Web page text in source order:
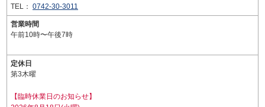
TEL： 0742-30-3011
営業時間
午前10時〜午後7時
定休日
第3木曜
【臨時休業日のお知らせ】